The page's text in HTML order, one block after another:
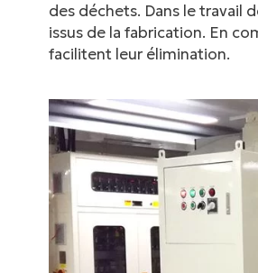
des déchets. Dans le travail
issus de la fabrication. En
facilitent leur élimination.